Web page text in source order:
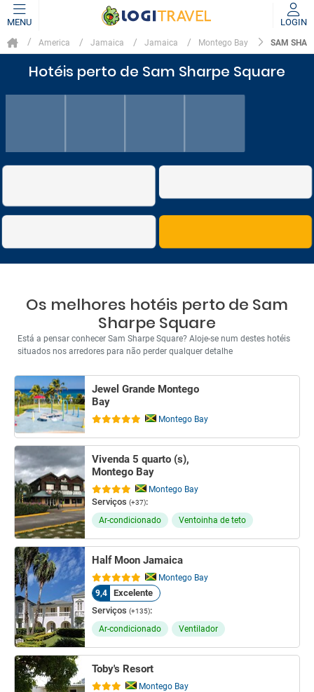
MENU LOGIN
America Jamaica Jamaica Montego Bay SAM
Hotéis perto de Sam Sharpe Square
Os melhores hotéis perto de Sam
Sharpe Square
Está a pensar conhecer Sam Sharpe Square? Aloje-se num destes hotéis
situados nos arredores para não perder qualquer detalhe
Jewel Grande Montego
Bay
Montego Bay
Vivenda 5 quarto (s),
Montego Bay
Montego Bay
Serviços (+37):
Ar-condicionado Ventoinha de teto
Half Moon Jamaica
Montego Bay
9,4
Excelente
Serviços (+135):
Ar-condicionado Ventilador
Toby's Resort
Montego Bay